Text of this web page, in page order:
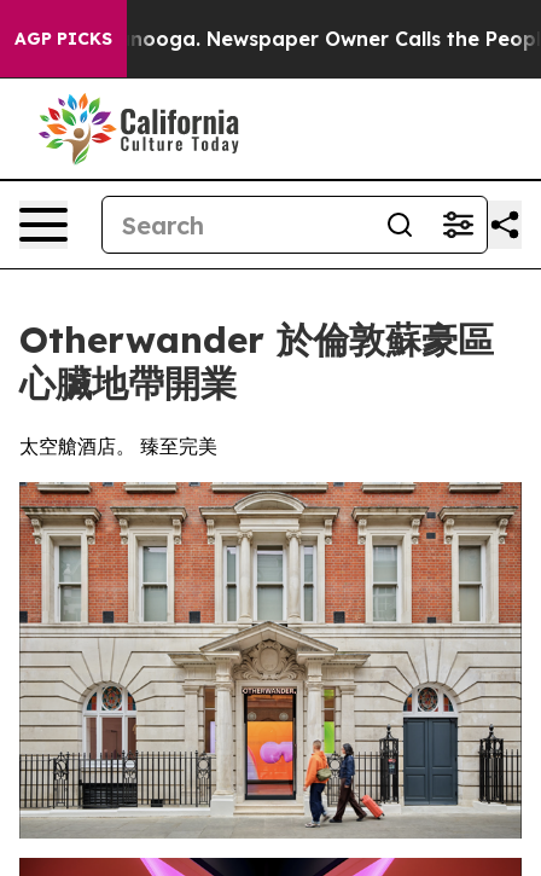
AGP PICKS Newspaper Owner Calls the People
Otherwander 於倫敦蘇豪區
心臟地帶開業
太空艙酒店。 臻至完美